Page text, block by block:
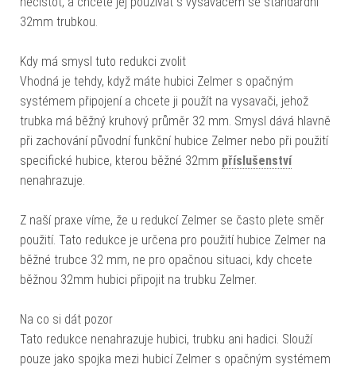
32mm trubkou.
Kdy má smysl tuto redukci zvolit
Vhodná je tehdy, když máte hubici Zelmer s opačným
systémem připojení a chcete ji použít na vysavači, jehož
trubka má běžný kruhový průměr 32 mm. Smysl dává hlavně
při zachování původní funkční hubice Zelmer nebo při použití
specifické hubice, kterou běžné 32mm příslušenství
nenahrazuje.
Z naší praxe víme, že u redukcí Zelmer se často plete směr
použití. Tato redukce je určena pro použití hubice Zelmer na
běžné trubce 32 mm, ne pro opačnou situaci, kdy chcete
běžnou 32mm hubici připojit na trubku Zelmer.
Na co si dát pozor
Tato redukce nenahrazuje hubici, trubku ani hadici. Slouží
pouze jako spojka mezi hubicí Zelmer s opačným systémem